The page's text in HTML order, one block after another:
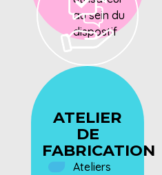
au sein du
dispostif
ATELIER
DE
FABRICATION
Ateliers